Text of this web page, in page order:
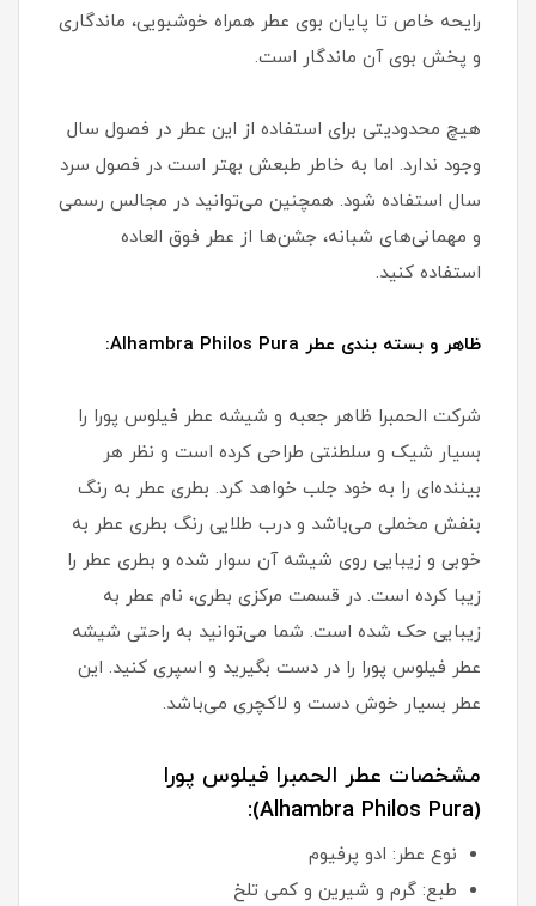
رایحه خاص تا پایان بوی عطر همراه خوشبویی، ماندگاری
و پخش بوی آن ماندگار است.
هیچ محدودیتی برای استفاده از این عطر در فصول سال
وجود ندارد. اما به خاطر طبعش بهتر است در فصول سرد
سال استفاده شود. همچنین می‌توانید در مجالس رسمی
و مهمانی‌های شبانه، جشن‌ها از عطر فوق العاده
استفاده کنید.
ظاهر و بسته بندی عطر Alhambra Philos Pura:
شرکت الحمبرا ظاهر جعبه و شیشه عطر فیلوس پورا را
بسیار شیک و سلطنتی طراحی کرده است و نظر هر
بیننده‌ای را به خود جلب خواهد کرد. بطری عطر به رنگ
بنفش مخملی می‌باشد و درب طلایی رنگ بطری عطر به
خوبی و زیبایی روی شیشه آن سوار شده و بطری عطر را
زیبا کرده است. در قسمت مرکزی بطری، نام عطر به
زیبایی حک شده است. شما می‌توانید به راحتی شیشه
عطر فیلوس پورا را در دست بگیرید و اسپری کنید. این
عطر بسیار خوش دست و لاکچری می‌باشد.
مشخصات عطر الحمبرا فیلوس پورا
(Alhambra Philos Pura):
نوع عطر: ادو پرفیوم
طبع: گرم و شیرین و کمی تلخ